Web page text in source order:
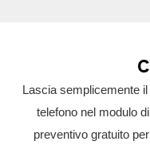
Lascia semplicemente
telefono nel modulo
preventivo gratuito